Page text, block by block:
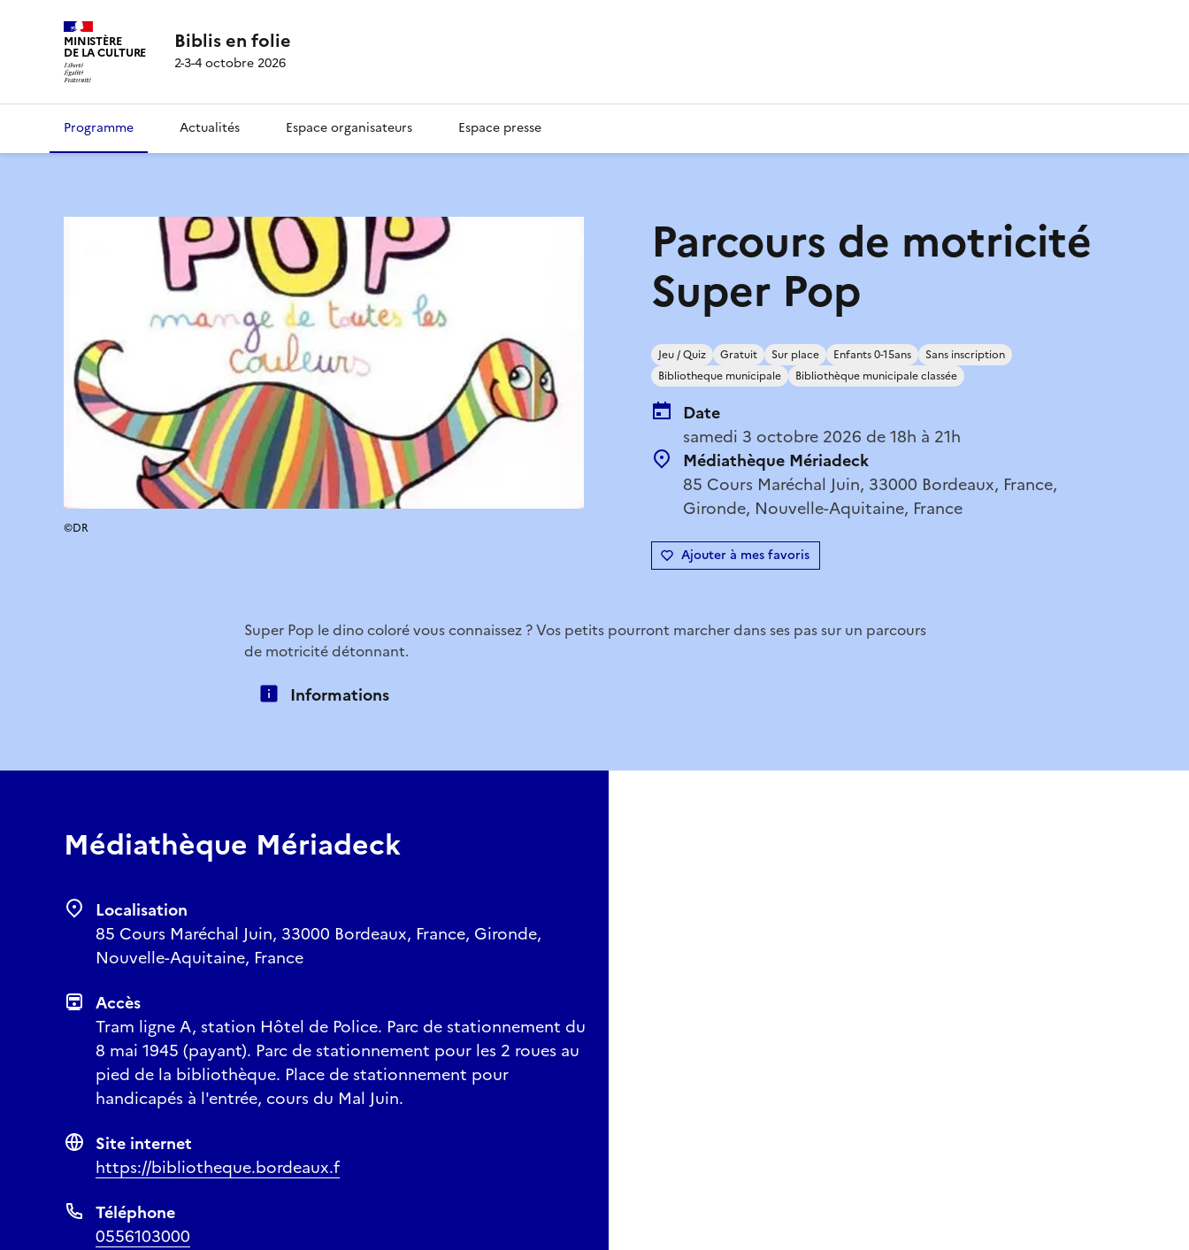
MINISTÈRE
DE LA CULTURE Biblis en folie
2-3-4 octobre 2026
Programme Actualités Espace organisateurs Espace presse
Parcours de motricité
Super Pop
Jeu / Quiz Gratuit Sur place Enfants 0-15ans
Sans inscription
Bibliotheque municipale
Bibliothèque municipale classée
Date
samedi 3 octobre 2026 de 18h à 21h
Médiathèque Mériadeck
85 Cours Maréchal Juin, 33000 Bordeaux, France,
Gironde, Nouvelle-Aquitaine, France
Ajouter à mes favoris
©DR
Super Pop le dino coloré vous connaissez ? Vos petits pourront marcher dans ses pas sur un parcours
de motricité détonnant.
Informations
Médiathèque Mériadeck
Localisation
85 Cours Maréchal Juin, 33000 Bordeaux, France, Gironde,
Nouvelle-Aquitaine, France
Accès
Tram ligne A, station Hôtel de Police. Parc de stationnement du
8 mai 1945 (payant). Parc de stationnement pour les 2 roues au
pied de la bibliothèque. Place de stationnement pour
handicapés à l'entrée, cours du Mal Juin.
Site internet
https://bibliotheque.bordeaux.f
Téléphone
0556103000